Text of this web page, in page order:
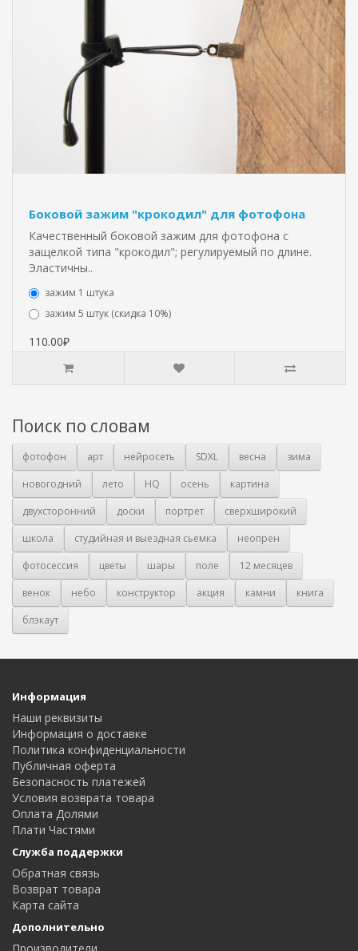
Боковой зажим "крокодил" для фотофона
Качественный боковой зажим для фотофона с
защелкой типа "крокодил"; регулируемый по длине.
Эластичны..
зажим 1 штука
зажим 5 штук (скидка 10%)
110.00₽
Поиск по словам
фотофон арт нейросеть SDXL весна
зима
новогодний
лето HQ осень
картина
двухсторонний
доски портрет
сверхширокий
школа
студийная и выездная сьемка
неопрен
фотосессия
цветы шары поле
12 месяцев
венок
небо конструктор акция камни
книга
блэкаут
Информация
Наши реквизиты
Информация о доставке
Политика конфиденциальности
Публичная оферта
Безопасность платежей
Условия возврата товара
Оплата Долями
Плати Частями
Служба поддержки
Обратная связь
Возврат товара
Карта сайта
Дополнительно
Производители